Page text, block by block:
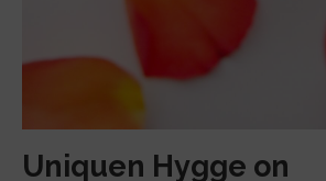
Uniquen Hygge on